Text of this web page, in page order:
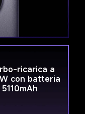
ricarica a
con batteria